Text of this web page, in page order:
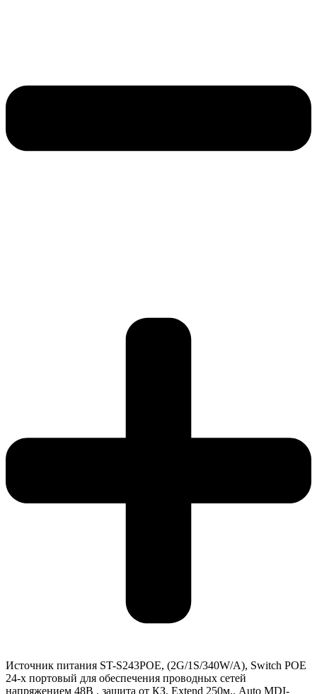
Источник питания ST-S243POE, (2G/1S/340W/A), Switch POE
24-х портовый для обеспечения проводных сетей
напряжением 48В , защита от КЗ, Extend 250м., Auto MDI-